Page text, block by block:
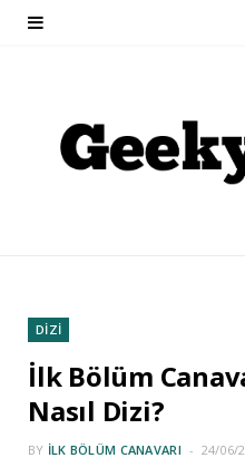
DİZİ
İlk Bölüm
Nasıl Dizi?
BY İLK BÖLÜM CANAVARI 24/06/